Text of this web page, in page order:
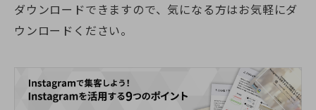
ダウンロードできますので、気になる方はお気軽にダ
ウンロードください。